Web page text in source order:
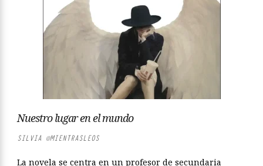
Nuestro lugar en el mundo
SILVIA @MIENTRASLEOS
La novela se centra en un profesor de secundaria